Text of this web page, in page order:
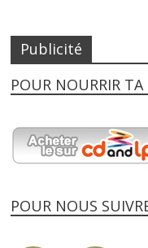
Publicité
POUR NOURRIR
POUR NOUS